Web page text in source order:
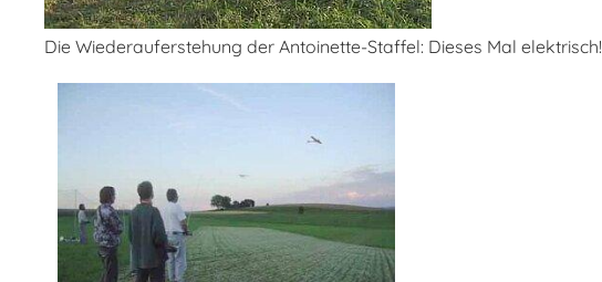
Die Wiederauferstehung der Antoinette-Staffel: Dieses Mal elektrisch!